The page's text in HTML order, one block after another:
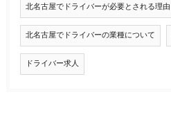
北名古屋でドライバーが必要とされる理由
北名古屋でドライバーの業種について
ドライバー求人